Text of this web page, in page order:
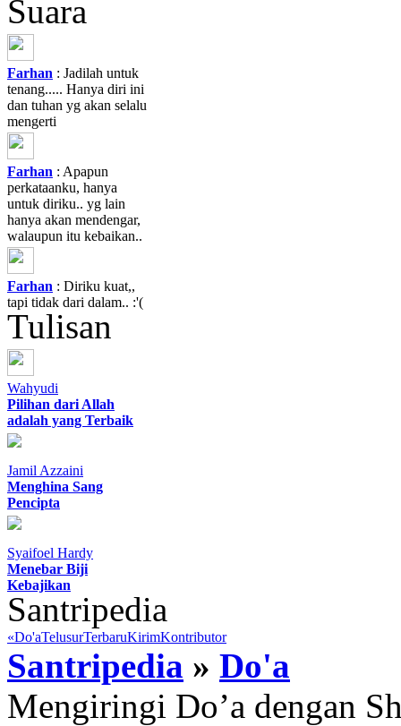
Suara
Farhan : Jadilah untuk
tenang..... Hanya diri ini
dan tuhan yg akan selalu
mengerti
Farhan : Apapun
perkataanku, hanya
untuk diriku.. yg lain
hanya akan mendengar,
walaupun itu kebaikan..
Farhan : Diriku kuat,,
tapi tidak dari dalam.. :'(
Tulisan
Wahyudi
Pilihan dari Allah
adalah yang Terbaik
Jamil Azzaini
Menghina Sang
Pencipta
Syaifoel Hardy
Menebar Biji
Kebajikan
Santripedia
«Do'aTelusurTerbaruKirimKontributor
Santripedia » Do'a
Mengiringi Do’a dengan